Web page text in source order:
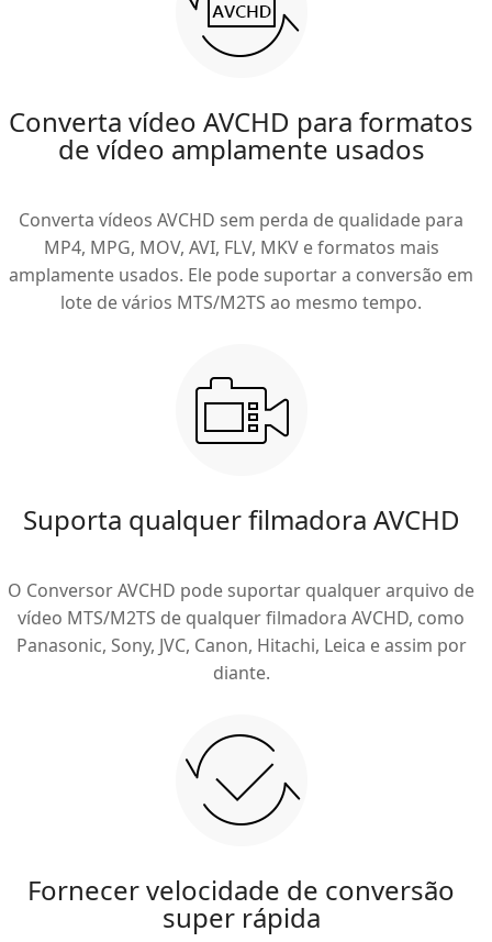
Converta vídeo AVCHD para formatos
de vídeo amplamente usados
Converta vídeos AVCHD sem perda de qualidade para
MP4, MPG, MOV, AVI, FLV, MKV e formatos mais
amplamente usados. Ele pode suportar a conversão em
lote de vários MTS/M2TS ao mesmo tempo.
Suporta qualquer filmadora AVCHD
O Conversor AVCHD pode suportar qualquer arquivo de
vídeo MTS/M2TS de qualquer filmadora AVCHD, como
Panasonic, Sony, JVC, Canon, Hitachi, Leica e assim por
diante.
Fornecer velocidade de conversão
super rápida